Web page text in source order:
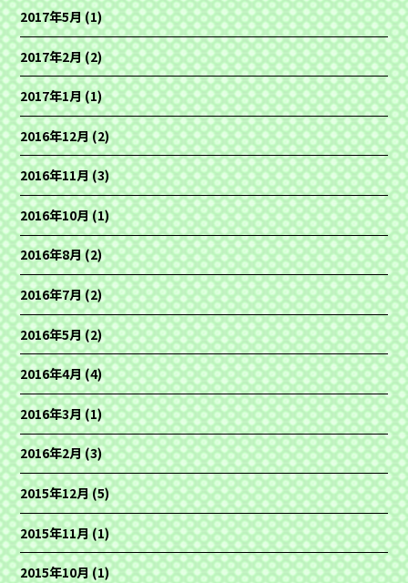
2017年5月(1)
2017年2月(2)
2017年1月(1)
2016年12月(2)
2016年11月(3)
2016年10月(1)
2016年8月(2)
2016年7月(2)
2016年5月(2)
2016年4月(4)
2016年3月(1)
2016年2月(3)
2015年12月(5)
2015年11月(1)
2015年10月(1)